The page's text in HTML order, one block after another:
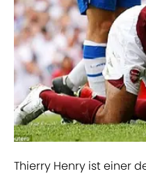
Thierry Henry ist einer